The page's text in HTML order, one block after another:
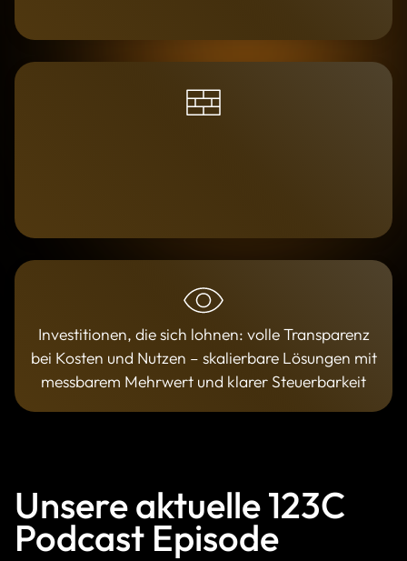
Investitionen, die sich lohnen: volle Transparenz
bei Kosten und Nutzen – skalierbare Lösungen mit
messbarem Mehrwert und klarer Steuerbarkeit
Unsere aktuelle 123C
Podcast Episode